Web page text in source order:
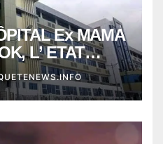
Ex MAMA
L’ ETAT